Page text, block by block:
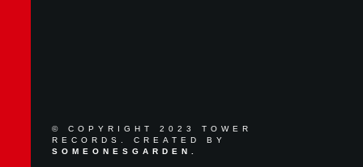
© COPYRIGHT 2023 TOWER
RECORDS. CREATED BY
SOMEONESGARDEN.